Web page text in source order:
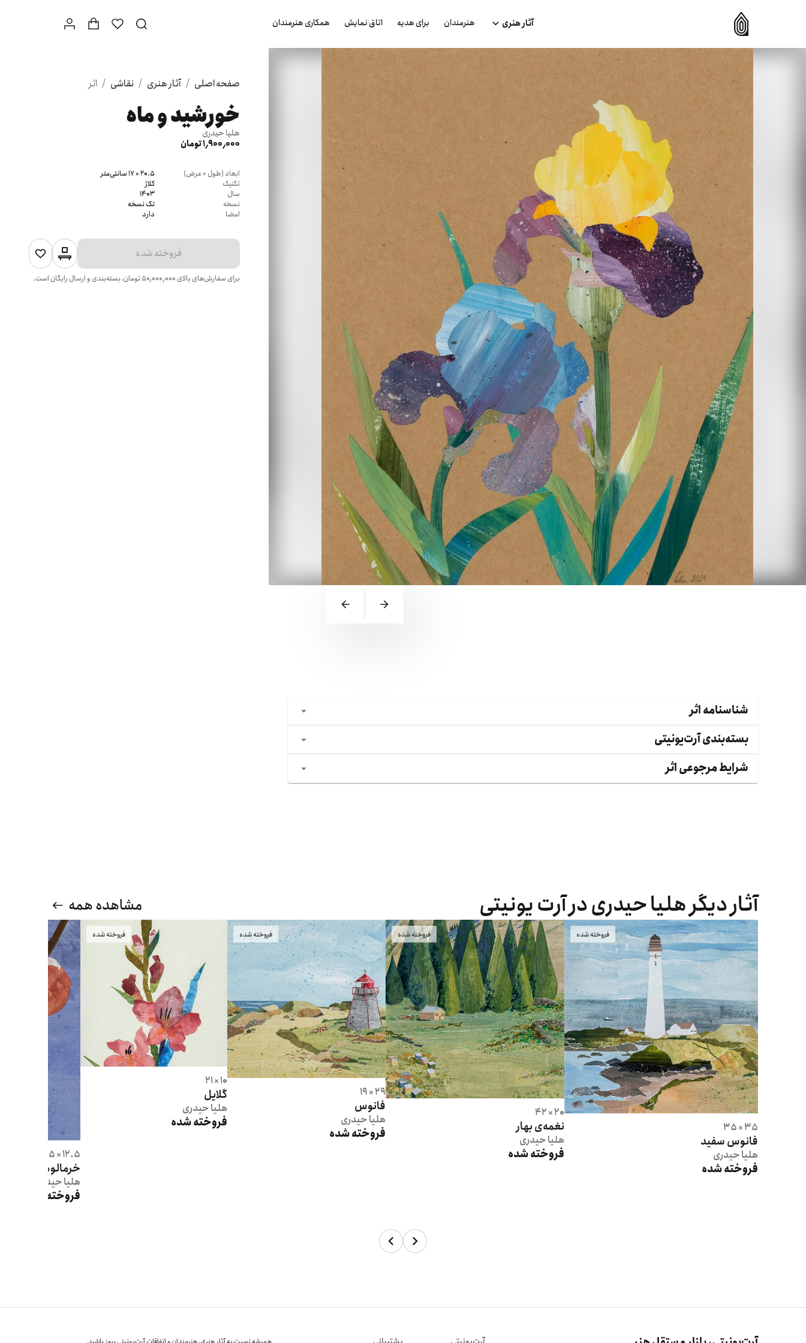
آثار هنری هنرمندان برای هدیه اتاق نمایش همکاری هنرمندان
صفحه اصلی / آثار هنری / نقاشی / اثر
خورشید و ماه
هلیا حیدری
1٬900٬000 تومان
ابعاد (طول × عرض)
20.5 × 17 سانتی‌متر
تکنیک
کلاژ
سال
1403
نسخه
تک نسخه
امضا
دارد
فروخته شده
برای سفارش‌های بالای ۵۰٬۰۰۰٬۰۰۰تومان، بسته‌بندی و ارسال رایگان است.
شناسنامه اثر
بسته‌بندی آرت‌یونیتی
شرایط مرجوعی اثر
آثار دیگر هلیا حیدری در آرت یونیتی مشاهده همه
فروخته شده
35 × 35
فانوس سفید
هلیاحیدری
فروخته شده
فروخته شده
20 × 42
نغمه‌ی بهار
هلیاحیدری
فروخته شده
فروخته شده
29 × 19
فانوس
هلیاحیدری
فروخته شده
فروخته شده
10 × 21
گلایل
هلیاحیدری
فروخته شده
12.5 × 27.5
خرمالوها در برف
هلیاحیدری
فروخته شده